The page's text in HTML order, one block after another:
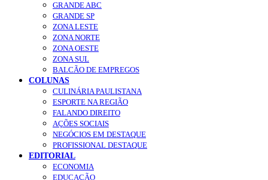
GRANDE ABC
GRANDE SP
ZONA LESTE
ZONA NORTE
ZONA OESTE
ZONA SUL
BALCÃO DE EMPREGOS
COLUNAS
CULINÁRIA PAULISTANA
ESPORTE NA REGIÃO
FALANDO DIREITO
AÇÕES SOCIAIS
NEGÓCIOS EM DESTAQUE
PROFISSIONAL DESTAQUE
EDITORIAL
ECONOMIA
EDUCAÇÃO